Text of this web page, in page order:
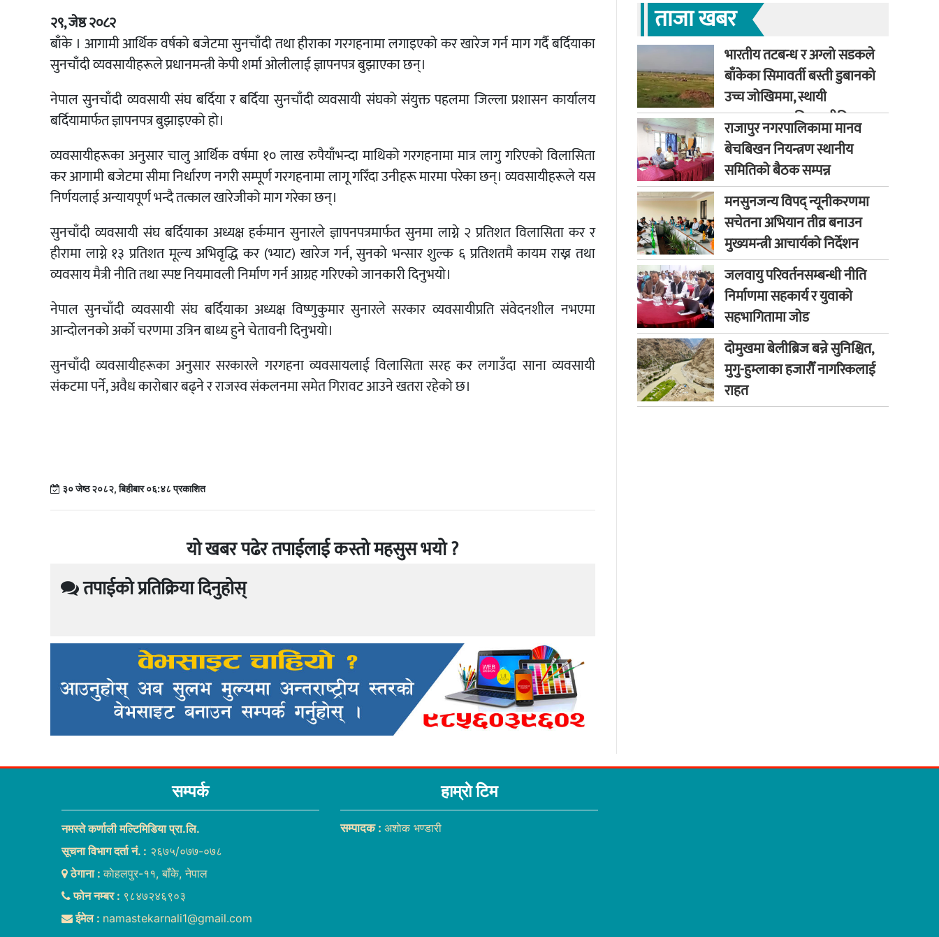
२९, जेष्ठ २०८२
बाँके । आगामी आर्थिक वर्षको बजेटमा सुनचाँदी तथा हीराका गरगहनामा लगाइएको कर खारेज गर्न माग गर्दै बर्दियाका
सुनचाँदी व्यवसायीहरूले प्रधानमन्त्री केपी शर्मा ओलीलाई ज्ञापनपत्र बुझाएका छन्।
नेपाल सुनचाँदी व्यवसायी संघ बर्दिया र बर्दिया सुनचाँदी व्यवसायी संघको संयुक्त पहलमा जिल्ला प्रशासन कार्यालय
बर्दियामार्फत ज्ञापनपत्र बुझाइएको हो।
व्यवसायीहरूका अनुसार चालु आर्थिक वर्षमा १० लाख रुपैयाँभन्दा माथिको गरगहनामा मात्र लागु गरिएको विलासिता
कर आगामी बजेटमा सीमा निर्धारण नगरी सम्पूर्ण गरगहनामा लागू गरिँदा उनीहरू मारमा परेका छन्। व्यवसायीहरूले यस
निर्णयलाई अन्यायपूर्ण भन्दै तत्काल खारेजीको माग गरेका छन्।
सुनचाँदी व्यवसायी संघ बर्दियाका अध्यक्ष हर्कमान सुनारले ज्ञापनपत्रमार्फत सुनमा लाग्ने २ प्रतिशत विलासिता कर र
हीरामा लाग्ने १३ प्रतिशत मूल्य अभिवृद्धि कर (भ्याट) खारेज गर्न, सुनको भन्सार शुल्क ६ प्रतिशतमै कायम राख्न तथा
व्यवसाय मैत्री नीति तथा स्पष्ट नियमावली निर्माण गर्न आग्रह गरिएको जानकारी दिनुभयो।
नेपाल सुनचाँदी व्यवसायी संघ बर्दियाका अध्यक्ष विष्णुकुमार सुनारले सरकार व्यवसायीप्रति संवेदनशील नभएमा
आन्दोलनको अर्को चरणमा उत्रिन बाध्य हुने चेतावनी दिनुभयो।
सुनचाँदी व्यवसायीहरूका अनुसार सरकारले गरगहना व्यवसायलाई विलासिता सरह कर लगाउँदा साना व्यवसायी
संकटमा पर्ने, अवैध कारोबार बढ्ने र राजस्व संकलनमा समेत गिरावट आउने खतरा रहेको छ।
३० जेष्ठ २०८२, बिहीबार ०६:४८ प्रकाशित
यो खबर पढेर तपाईलाई कस्तो महसुस भयो ?
तपाईको प्रतिक्रिया दिनुहोस्
ताजा खबर
भारतीय तटबन्ध र अग्लो सडकले
बाँकेका सिमावर्ती बस्ती डुबानको
उच्च जोखिममा, स्थायी
समाधानका लागि कूटनीतिक
पहलको माग
राजापुर नगरपालिकामा मानव
बेचबिखन नियन्त्रण स्थानीय
समितिको बैठक सम्पन्न
मनसुनजन्य विपद् न्यूनीकरणमा
सचेतना अभियान तीव्र बनाउन
मुख्यमन्त्री आचार्यको निर्देशन
जलवायु परिवर्तनसम्बन्धी नीति
निर्माणमा सहकार्य र युवाको
सहभागितामा जोड
दोमुखमा बेलीब्रिज बन्ने सुनिश्चित,
मुगु-हुम्लाका हजारौँ नागरिकलाई
राहत
सम्पर्क
नमस्ते कर्णाली मल्टिमिडिया प्रा.लि.
सूचना विभाग दर्ता नं. : २६७५/०७७-०७८
ठेगाना :काेहलपुर-११, बाँके, नेपाल
फोन नम्बर : ९८४७२४६९०३
ईमेल : namastekarnali1@gmail.com
हाम्राे टिम
सम्पादक :अशाेक भण्डारी